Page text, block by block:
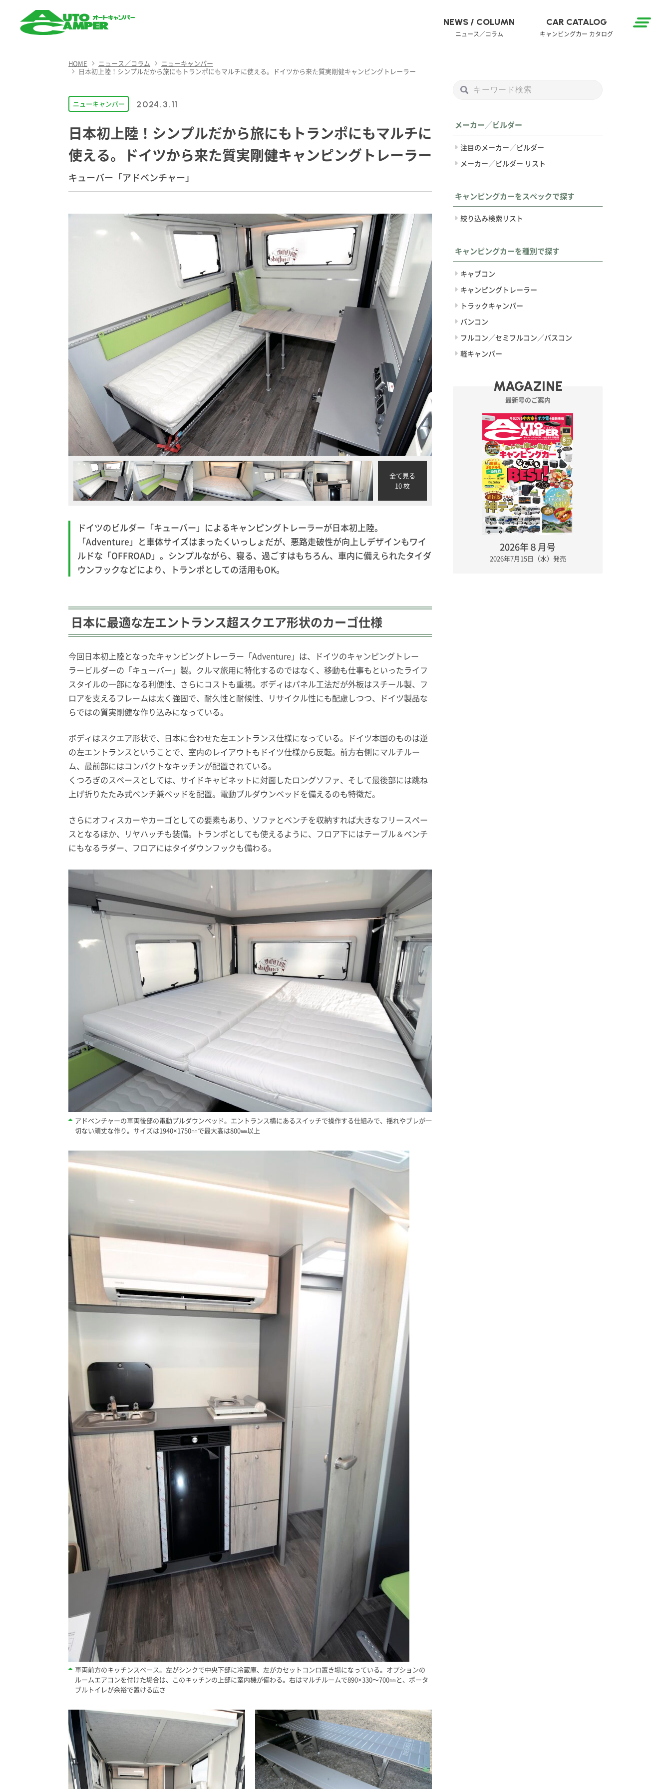
キャンパー）
NEWS / COLUMN
ニュース／コラム
CAR CATALOG
キャンピングカー カタログ
HOME ニュース／コラム
ニューキャンパー
日本初上陸！シンプルだから旅にもトランポにもマルチに使える。ドイツから来た質実剛健キャンピングトレーラー
ニューキャンパー 2024.3.11
日本初上陸！シンプルだから旅にもトランポにもマルチに
使える。ドイツから来た質実剛健キャンピングトレーラー
キューバー「アドベンチャー」
全て見る
10 枚
ドイツのビルダー「キューバー」によるキャンピングトレーラーが日本初上陸。
「Adventure」と車体サイズはまったくいっしょだが、悪路走破性が向上しデザインもワイ
ルドな「OFFROAD」。シンプルながら、寝る、過ごすはもちろん、車内に備えられたタイダ
ウンフックなどにより、トランポとしての活用もOK。
日本に最適な左エントランス超スクエア形状のカーゴ仕様
今回日本初上陸となったキャンピングトレーラー「Adventure」は、ドイツのキャンピングトレー
ラービルダーの「キューバー」製。クルマ旅用に特化するのではなく、移動も仕事もといったライフ
スタイルの一部になる利便性、さらにコストも重視。ボディはパネル工法だが外板はスチール製、フ
ロアを支えるフレームは太く強固で、耐久性と耐候性、リサイクル性にも配慮しつつ、ドイツ製品な
らではの質実剛健な作り込みになっている。
ボディはスクエア形状で、日本に合わせた左エントランス仕様になっている。ドイツ本国のものは逆
の左エントランスということで、室内のレイアウトもドイツ仕様から反転。前方右側にマルチルー
ム、最前部にはコンパクトなキッチンが配置されている。
くつろぎのスペースとしては、サイドキャビネットに対面したロングソファ、そして最後部には跳ね
上げ折りたたみ式ベンチ兼ベッドを配置。電動プルダウンベッドを備えるのも特徴だ。
さらにオフィスカーやカーゴとしての要素もあり、ソファとベンチを収納すれば大きなフリースペー
スとなるほか、リヤハッチも装備。トランポとしても使えるように、フロア下にはテーブル＆ベンチ
にもなるラダー、フロアにはタイダウンフックも備わる。
アドベンチャーの車両後部の電動プルダウンベッド。エントランス横にあるスイッチで操作する仕組みで、揺れやブレが一
切ない頑丈な作り。サイズは1940×1750㎜で最大高は800㎜以上
車両前方のキッチンスペース。左がシンクで中央下部に冷蔵庫、左がカセットコンロ置き場になっている。オプションの
ルームエアコンを付けた場合は、このキッチンの上部に室内機が備わる。右はマルチルームで890×330〜700㎜と、ポータ
ブルトイレが余裕で置ける広さ
メーカー／ビルダー
注目のメーカー／ビルダー
メーカー／ビルダー リスト
キャンピングカーをスペックで探す
絞り込み検索リスト
キャンピングカーを種別で探す
キャブコン
キャンピングトレーラー
トラックキャンパー
バンコン
フルコン／セミフルコン／バスコン
軽キャンパー
MAGAZINE
最新号のご案内
2026年８月号
2026年7月15日（水）発売